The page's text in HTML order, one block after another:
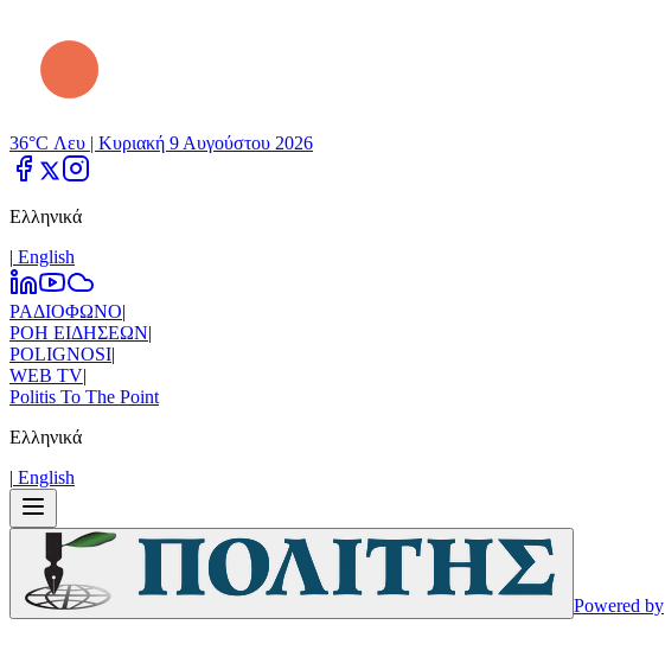
36°C Λευ | Κυριακή 9 Αυγούστου 2026
Ελληνικά
| Εnglish
ΡΑΔΙΟΦΩΝΟ|
ΡΟΗ ΕΙΔΗΣΕΩΝ|
POLIGNOSI|
WEB TV|
Politis To The Point
Ελληνικά
| Εnglish
Powered by